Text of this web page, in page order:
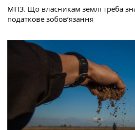
МПЗ. Що власникам землі треба
податкове зобов’язання